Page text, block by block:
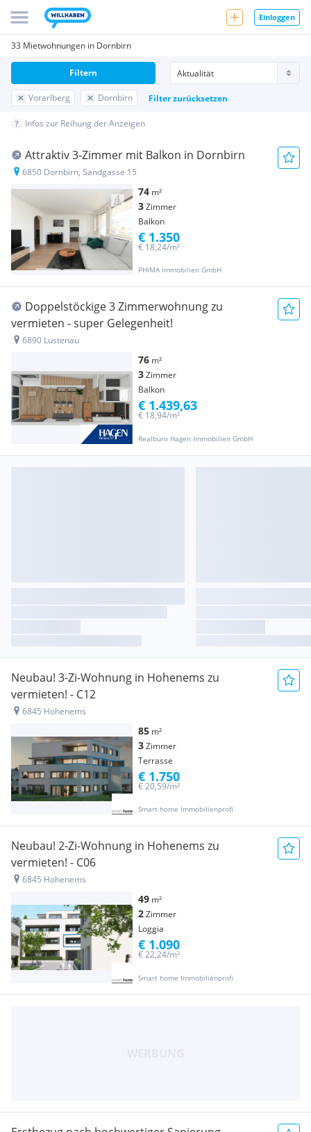
Einloggen
33 Mietwohnungen in Dornbirn
Vorarlberg Dornbirn Filter zurücksetzen
Filtern
Infos zur Reihung der Anzeigen
Attraktiv 3-Zimmer mit Balkon in Dornbirn
6850 Dornbirn, Sandgasse 15
74 m²
3Zimmer
Balkon
PHIMA Immobilien GmbH
€ 18,24/m²
€ 1.350
Doppelstöckige 3 Zimmerwohnung zu
vermieten - super Gelegenheit!
6890 Lustenau
76 m²
3Zimmer
Balkon
Realbüro Hagen Immobilien GmbH
€ 18,94/m²
€ 1.439,63
Neubau! 3-Zi-Wohnung in Hohenems zu
vermieten! - C12
6845 Hohenems
85 m²
3Zimmer
Terrasse
Smart home Immobilienprofi
€ 20,59/m²
€ 1.750
Neubau! 2-Zi-Wohnung in Hohenems zu
vermieten! - C06
6845 Hohenems
49 m²
2Zimmer
Loggia
Smart home Immobilienprofi
€ 22,24/m²
€ 1.090